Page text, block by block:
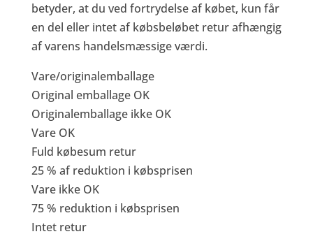
betyder, at du ved fortrydelse af købet, kun får
en del eller intet af købsbeløbet retur afhængig
af varens handelsmæssige værdi.
Vare/originalemballage
Original emballage OK
Originalemballage ikke OK
Vare OK
Fuld købesum retur
25 % af reduktion i købsprisen
Vare ikke OK
75 % reduktion i købsprisen
Intet retur